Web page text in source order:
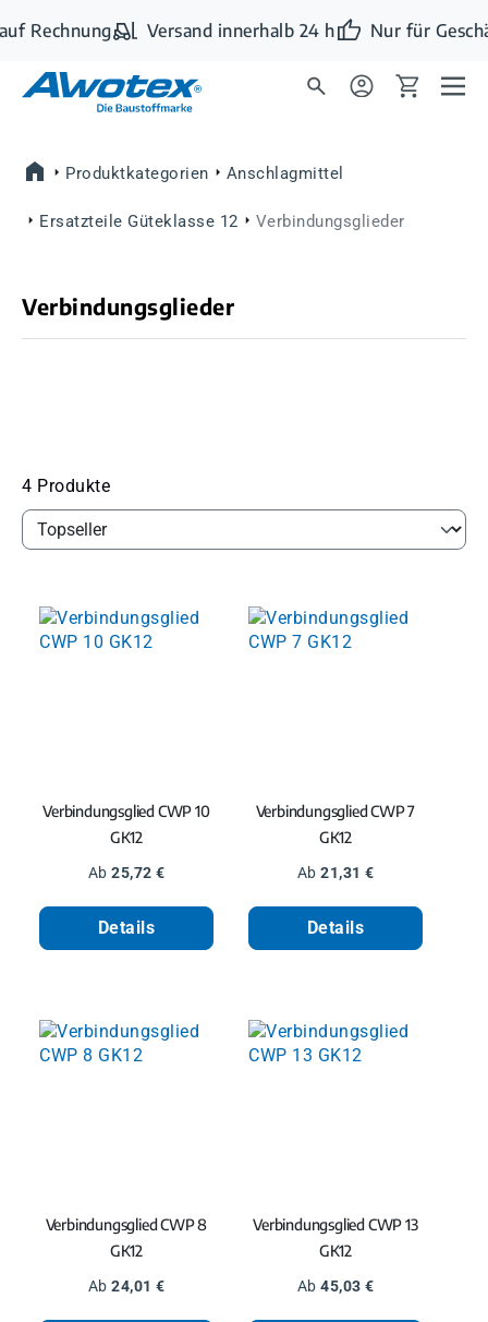
Zum Hauptinhalt springen
Rechnung Versand innerhalb 24 h Nur für
Produktkategorien Anschlagmittel
Ersatzteile Güteklasse 12 Verbindungsglieder
Verbindungsglieder
4 Produkte
Verbindungsglied CWP 10
GK12
Regulärer Preis:
Ab 25,72 €
Details
Verbindungsglied CWP 7
GK12
Regulärer Preis:
Ab 21,31 €
Details
Verbindungsglied CWP 8
GK12
Regulärer Preis:
Ab 24,01 €
Verbindungsglied CWP 13
GK12
Regulärer Preis:
Ab 45,03 €